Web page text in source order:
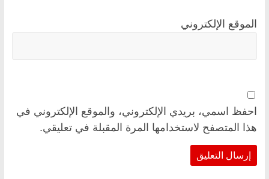
الموقع الإلكتروني
احفظ اسمي، بريدي الإلكتروني، والموقع الإلكتروني في
هذا المتصفح لاستخدامها المرة المقبلة في تعليقي.